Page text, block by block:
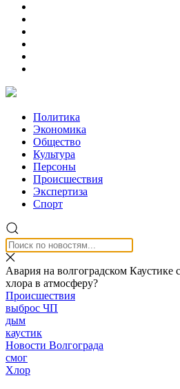
Политика
Экономика
Общество
Культура
Персоны
Происшествия
Экспертиза
Спорт
Авария на волгоградском Каустике
хлора в атмосферу?
Происшествия
выброс ЧП
дым
каустик
Новости Волгограда
смог
Хлор